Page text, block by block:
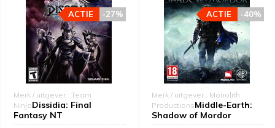
Merk / uitgever : Team
NinjaDissidia: Final
Fantasy NT
-27%
ACTIE
Merk / uitgever : Monolith
ProductionsMiddle-Earth:
Shadow of Mordor
-40%
ACTIE